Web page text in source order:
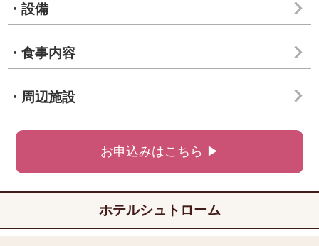
・設備
・食事内容
・周辺施設
お申込みはこちら ▶
ホテルシュトローム